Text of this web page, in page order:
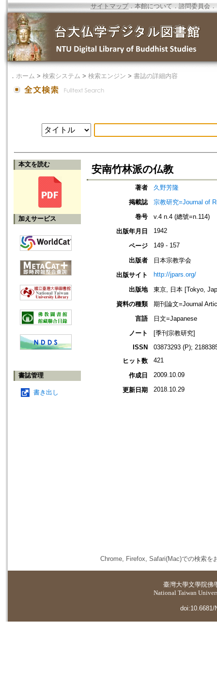
サイトマップ．本館について ． 諮問委員会 ．
． ホーム > 検索システム > 検索エンジン > 書誌の詳細内容
本文を読む
加えサービス
書誌管理
書き出し
安南竹林派の仏教
著者
久野芳隆
掲載誌
宗教研究=Journal of
巻号
v.4 n.4 (總號=n.114)
出版年月日
1942
ページ 149 - 157
出版者
日本宗教学会
出版サイト
http://jpars.org/
出版地
東京, 日本 [Tokyo,
資料の種類
期刊論文=Journal
言語
日文=Japanese
ノート
[季刊宗教研究]
ISSN
03873293 (P);
ヒット数
421
作成日 2009.10.09
更新日期 2018.10.29
Chrome, Firefox, Safari(Mac)での検索を
臺灣大學文學院佛
National Taiwan
doi:10.6681/